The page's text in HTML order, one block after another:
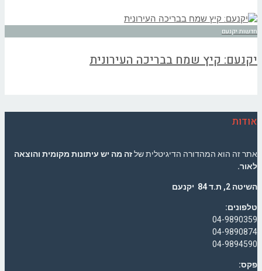
חדשות יקנעם
יקנעם: קיץ שמח בבריכה העירונית
אודות
אתר זה הוא המהדורה הדיגיטלית שלזה מה יש עיתונות מקומית והוצאה
לאור.
השיטה 2, ת.ד 84 יקנעם
טלפונים:
04-9890359
04-9890874
04-9894590
פקס: